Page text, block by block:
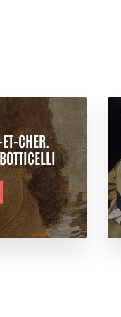
CHER.